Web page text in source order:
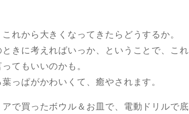
れから大きくなってきたらどうするか。
きに考えればいっか、ということで、これ
てもいいのかも。
っぱがかわいくて、癒やされます。
で買ったボウル＆お皿で、電動ドリルで底